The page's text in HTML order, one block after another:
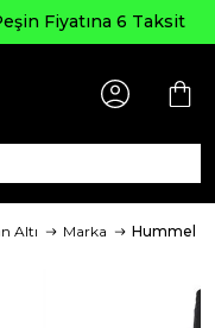
Fiyatına 6 Taksit
Altı Marka Hummel